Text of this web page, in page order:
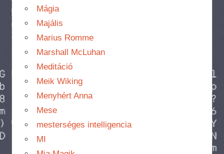
Mágia
Majális
Marius Romme
Marshall McLuhan
Meditáció
Meik Wiking
Menyhért Anna
Mese
mesterséges intelligencia
MI